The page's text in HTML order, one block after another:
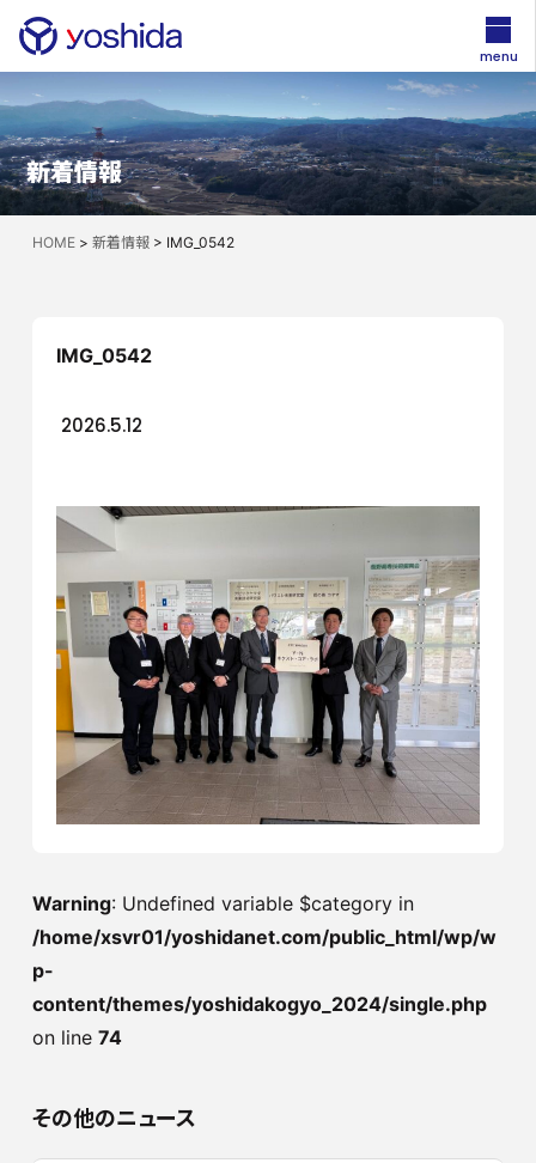
新着情報
HOME> 新着情報> IMG_0542
IMG_0542
2026.5.12
Warning: Undefined variable $category in
/home/xsvr01/yoshidanet.com/public_html/wp/w
p-
content/themes/yoshidakogyo_2024/single.php
on line 74
その他のニュース
menu